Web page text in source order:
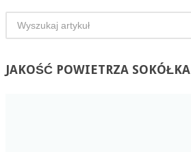
JAKOŚĆPOWIETRZA SOKÓŁKA